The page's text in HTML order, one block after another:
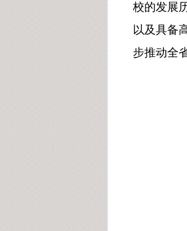
校的发展
以及具备
步推动全